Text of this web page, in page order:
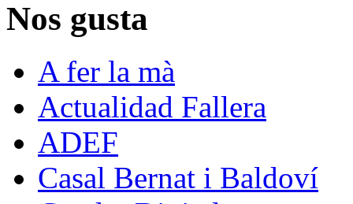
Nos gusta
A fer la mà
Actualidad Fallera
ADEF
Casal Bernat i Baldoví